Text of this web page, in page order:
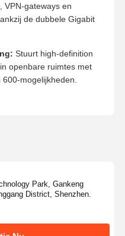
VPN-gateways en
de dubbele Gigabit
Stuurt high-definition
openbare ruimtes met
mogelijkheden.
Park, Gankeng
District, Shenzhen.